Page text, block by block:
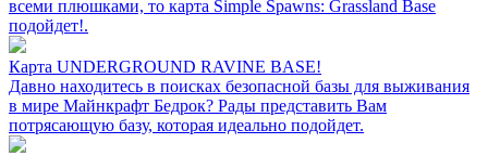
всеми плюшками, то карта Simple Spawns: Grassland Base
подойдет!.
Карта UNDERGROUND RAVINE BASE!
Давно находитесь в поисках безопасной базы для выживания
в мире Майнкрафт Бедрок? Рады представить Вам
потрясающую базу, которая идеально подойдет.